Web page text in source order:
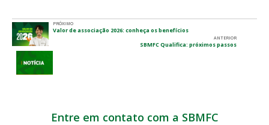
PRÓXIMO
Valor de associação 2026: conheça os benefícios
ANTERIOR
SBMFC Qualifica: próximos passos
Entre em contato com a SBMFC